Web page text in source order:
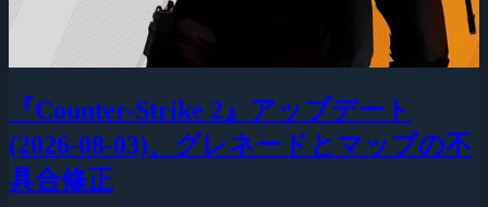
『Counter-Strike 2』アップデート
(2026-08-03)、グレネードとマップの不
具合修正